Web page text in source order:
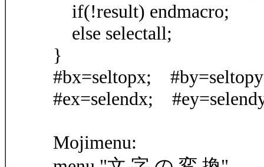
if(!result) endmacro;
else selectall;
}
#bx=seltopx;
#ex=selendx;
Mojimenu: